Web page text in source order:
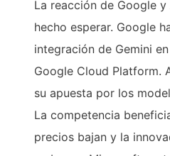
La reacción de Google y
hecho esperar. Google
integración de Gemini
Google Cloud Platform.
su apuesta por los
La competencia
precios bajan y la